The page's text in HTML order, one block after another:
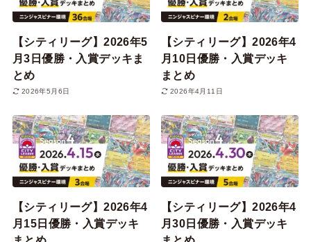
【シティリーグ】2026年5
月3日優勝・入賞デッキま
とめ
2026年5月6日
【シティリーグ】2026年4
月10日優勝・入賞デッキ
まとめ
2026年4月11日
【シティリーグ】2026年4
月15日優勝・入賞デッキ
【シティリーグ】2026年4
月30日優勝・入賞デッキ